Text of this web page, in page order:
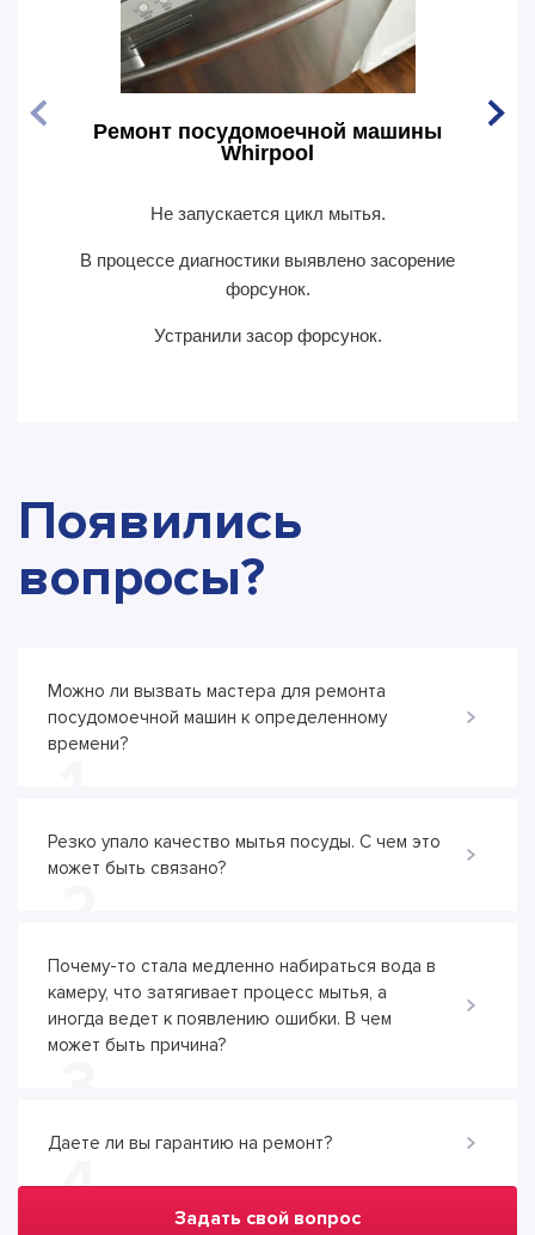
Ремонт посудомоечной машины
Whirpool
Не запускается цикл мытья.
В процессе диагностики выявлено засорение
форсунок.
Устранили засор форсунок.
Появились
вопросы?
Можно ли вызвать мастера для ремонта
посудомоечной машин к определенному
времени?
Резко упало качество мытья посуды. С чем это
может быть связано?
Почему-то стала медленно набираться вода в
камеру, что затягивает процесс мытья, а
иногда ведет к появлению ошибки. В чем
может быть причина?
Даете ли вы гарантию на ремонт?
4 Задать свой вопрос